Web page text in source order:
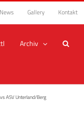
News Gallery Kontakt
Archiv
ASV Unterland/Berg